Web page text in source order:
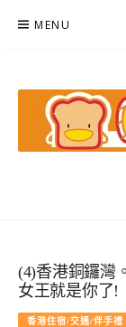
MENU
(4)香港銅鑼灣
女王就是你了!
香港住宿/交通/伴手禮